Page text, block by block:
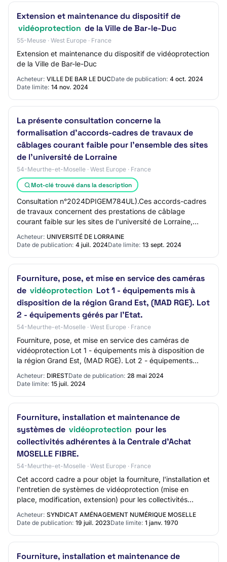
Extension et maintenance du dispositif de
vidéoprotection de la Ville de Bar-le-Duc
55-Meuse · West Europe · France
Extension et maintenance du dispositif de vidéoprotection
de la Ville de Bar-le-Duc
Acheteur: VILLE DE BAR LE DUCDate de publication: 4 oct. 2024
Date limite: 14 nov. 2024
La présente consultation concerne la
formalisation d'accords-cadres de travaux de
câblages courant faible pour l'ensemble des sites
de l'université de Lorraine
54-Meurthe-et-Moselle · West Europe · France
Mot-clé trouvé dans la description
Consultation n°2024DPIGEM784UL).Ces accords-cadres
de travaux concernent des prestations de câblage
courant faible sur les sites de l'université de Lorraine,
comprennent la fourniture et pose de câbl…
Acheteur: UNIVERSITÉ DE LORRAINE
Date de publication: 4 juil. 2024Date limite: 13 sept. 2024
Fourniture, pose, et mise en service des caméras
de vidéoprotection Lot 1 - équipements mis à
disposition de la région Grand Est, (MAD RGE). Lot
2 - équipements gérés par l'Etat.
54-Meurthe-et-Moselle · West Europe · France
Fourniture, pose, et mise en service des caméras de
vidéoprotection Lot 1 - équipements mis à disposition de
la région Grand Est, (MAD RGE). Lot 2 - équipements
Acheteur: DIRESTDate de publication: 28 mai 2024
Date limite: 15 juil. 2024
Fourniture, installation et maintenance de
systèmes de vidéoprotection pour les
collectivités adhérentes à la Centrale d'Achat
MOSELLE FIBRE.
54-Meurthe-et-Moselle · West Europe · France
Cet accord cadre a pour objet la fourniture, l'installation et
l'entretien de systèmes de vidéoprotection (mise en
place, modification, extension) pour les collectivités
adhérentes à la Centrale d'Ac…
Acheteur: SYNDICAT AMÉNAGEMENT NUMÉRIQUE MOSELLE
Date de publication: 19 juil. 2023Date limite: 1 janv. 1970
Fourniture, installation et maintenance de